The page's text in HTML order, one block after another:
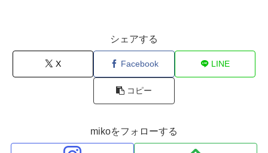
シェアする
X Facebook LINE
コピー
mikoをフォローする